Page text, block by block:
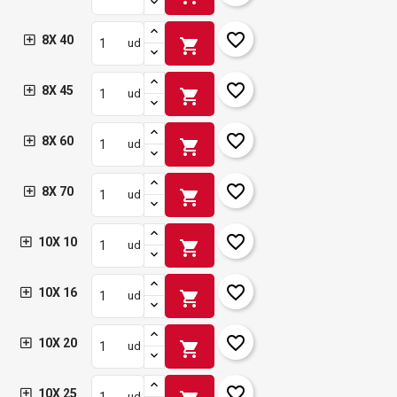
8X 40 ud shopping_cart favorite_border
8X 45 ud shopping_cart favorite_border
8X 60 ud shopping_cart favorite_border
8X 70 ud shopping_cart favorite_border
10X 10 ud shopping_cart favorite_border
10X 16 ud shopping_cart favorite_border
10X 20 ud shopping_cart favorite_border
10X 25